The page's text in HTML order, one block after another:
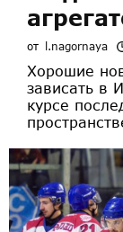
от l.nagornaya
Хорошие
зависать в
курсе